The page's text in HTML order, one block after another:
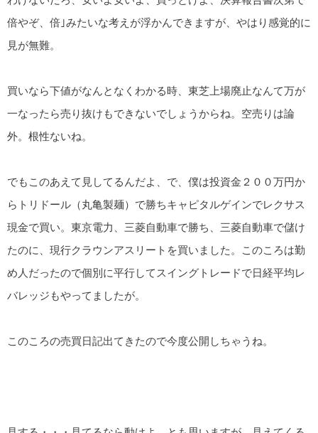
倍やぞ、倍｣みたいな考えが浮かんできますが、やはり感覚的に
見が無難。
買いなら下値がなんとなくわかる時、東芝上場廃止なんて万が
一なったら売り抜けもできないでしょうからね。空売りは論
外。根性ないね。
でもこのあえて見してるんだよ、で、僕は投資金２００万円か
らトリドール（丸亀製麺）で勝ちキャピタルゲインでレクサス
現金で買い。東京電力、三菱自動車で勝ち、三菱自動車で儲け
たのに、現行クラウンアスリートを買いました。このころは勤
め人だったので個別に平行してスイングトレードで日経平均レ
バレッジもやってましたが。
このころの売買日記出てきたので今度公開しちゃうね。